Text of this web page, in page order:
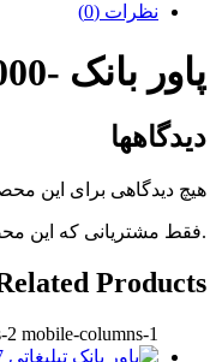
نظرات (0)
پاور بانک -12000 میلی آمپر کد S20
دیدگاهها
هیچ دیدگاهی برای این
.فقط مشتریانی که این
Products
mobile-columns-1